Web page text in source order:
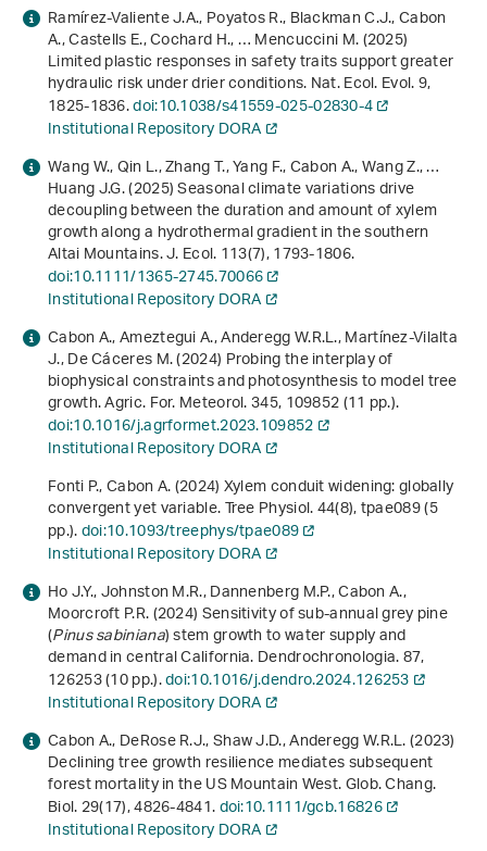
Ramírez-Valiente J.A., Poyatos R., Blackman C.J., Cabon
A., Castells E., Cochard H., … Mencuccini M. (2025)
Limited plastic responses in safety traits support greater
hydraulic risk under drier conditions. Nat. Ecol. Evol.9,
1825-1836.doi:10.1038/s41559-025-02830-4
Institutional Repository DORA
Wang W., Qin L., Zhang T., Yang F., Cabon A., Wang Z., …
Huang J.G. (2025) Seasonal climate variations drive
decoupling between the duration and amount of xylem
growth along a hydrothermal gradient in the southern
Altai Mountains. J. Ecol.113(7), 1793-1806.
doi:10.1111/1365-2745.70066
Institutional Repository DORA
Cabon A., Ameztegui A., Anderegg W.R.L., Martínez-Vilalta
J., De Cáceres M. (2024) Probing the interplay of
biophysical constraints and photosynthesis to model tree
growth. Agric. For. Meteorol.345, 109852 (11 pp.).
doi:10.1016/j.agrformet.2023.109852
Institutional Repository DORA
Fonti P., Cabon A. (2024) Xylem conduit widening: globally
convergent yet variable. Tree Physiol.44(8), tpae089 (5
pp.).doi:10.1093/treephys/tpae089
Institutional Repository DORA
Ho J.Y., Johnston M.R., Dannenberg M.P., Cabon A.,
Moorcroft P.R. (2024) Sensitivity of sub-annual grey pine
(Pinus sabiniana) stem growth to water supply and
demand in central California. Dendrochronologia.87,
126253 (10 pp.).doi:10.1016/j.dendro.2024.126253
Institutional Repository DORA
Cabon A., DeRose R.J., Shaw J.D., Anderegg W.R.L. (2023)
Declining tree growth resilience mediates subsequent
forest mortality in the US Mountain West. Glob. Chang.
Biol.29(17), 4826-4841.doi:10.1111/gcb.16826
Institutional Repository DORA